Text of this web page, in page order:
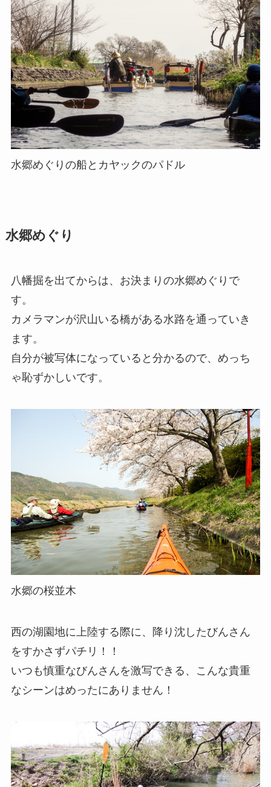
水郷めぐりの船とカヤックのパドル
水郷めぐり
八幡掘を出てからは、お決まりの水郷めぐりで
す。
カメラマンが沢山いる橋がある水路を通っていき
ます。
自分が被写体になっていると分かるので、めっち
ゃ恥ずかしいです。
水郷の桜並木
西の湖園地に上陸する際に、降り沈したびんさん
をすかさずパチリ！！
いつも慎重なびんさんを激写できる、こんな貴重
なシーンはめったにありません！